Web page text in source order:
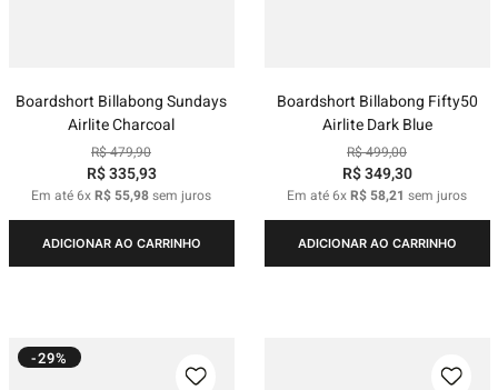
Boardshort Billabong Sundays
Airlite Charcoal
R$479,90
R$335,93
Em até6xR$ 55,98sem juros
ADICIONAR AO CARRINHO
Boardshort Billabong Fifty50
Airlite Dark Blue
R$499,00
R$349,30
Em até6xR$ 58,21 sem juros
ADICIONAR AO CARRINHO
-29%